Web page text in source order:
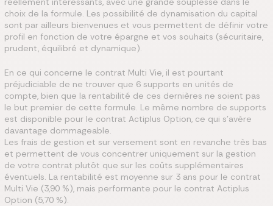
choix de la formule. Les possibilité de dynamisation du capital
sont par ailleurs bienvenues et vous permettent de définir votre
profil en fonction de votre épargne et vos souhaits (sécuritaire,
prudent, équilibré et dynamique).
En ce qui concerne le contrat Multi Vie, il est pourtant
préjudiciable de ne trouver que 6 supports en unités de
compte, bien que la rentabilité de ces dernières ne soient pas
le but premier de cette formule. Le même nombre de supports
est disponible pour le contrat Actiplus Option, ce qui s’avère
davantage dommageable.
Les frais de gestion et sur versement sont en revanche très bas
et permettent de vous concentrer uniquement sur la gestion
de votre contrat plutôt que sur les coûts supplémentaires
éventuels. La rentabilité est moyenne sur 3 ans pour le contrat
Multi Vie (3,90 %), mais performante pour le contrat Actiplus
Option (5,70 %).